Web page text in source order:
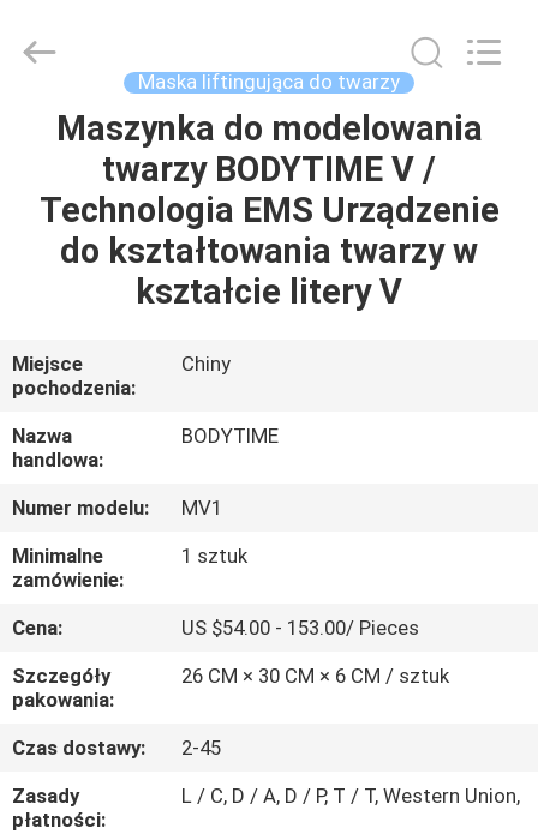
DOM
PRODUKTY
WYCIECZKA
PO
FABRYCE
KONTROLA
JAKOŚCI
SKONTAKTUJ
SIĘ
Z
NAMI
Maska liftingująca do twarzy
Maszynka do modelowania
twarzy BODYTIME V /
Technologia EMS Urządzenie
do kształtowania twarzy w
kształcie litery V
Miejsce
pochodzenia:
Chiny
Nazwa
handlowa:
BODYTIME
Numer modelu:
MV1
Minimalne
zamówienie:
1 sztuk
Cena:
US $54.00 - 153.00/ Pieces
Szczegóły
pakowania:
26 CM × 30 CM × 6 CM / sztuk
Czas dostawy:
2-45
Zasady
płatności:
L / C, D / A, D / P, T / T, Western Union,